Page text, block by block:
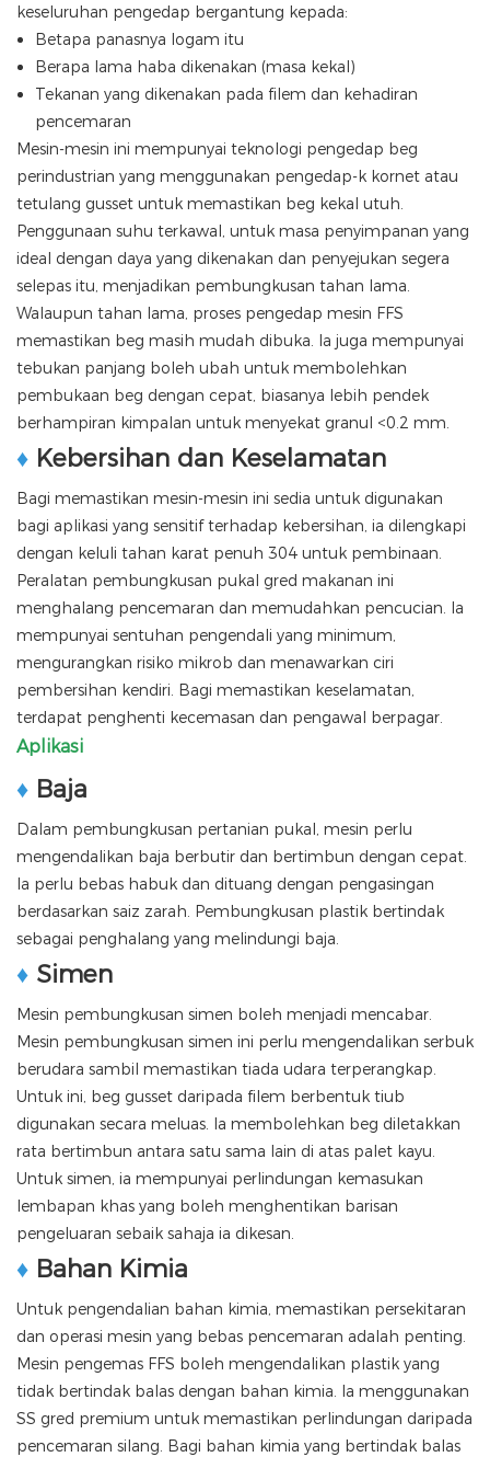
keseluruhan pengedap bergantung kepada:
Betapa panasnya logam itu
Berapa lama haba dikenakan (masa kekal)
Tekanan yang dikenakan pada filem dan kehadiran
pencemaran
Mesin-mesin ini mempunyai teknologi pengedap beg
perindustrian yang menggunakan pengedap-k kornet atau
tetulang gusset untuk memastikan beg kekal utuh.
Penggunaan suhu terkawal, untuk masa penyimpanan yang
ideal dengan daya yang dikenakan dan penyejukan segera
selepas itu, menjadikan pembungkusan tahan lama.
Walaupun tahan lama, proses pengedap mesin FFS
memastikan beg masih mudah dibuka. Ia juga mempunyai
tebukan panjang boleh ubah untuk membolehkan
pembukaan beg dengan cepat, biasanya lebih pendek
berhampiran kimpalan untuk menyekat granul <0.2 mm.
♦ Kebersihan dan Keselamatan
Bagi memastikan mesin-mesin ini sedia untuk digunakan
bagi aplikasi yang sensitif terhadap kebersihan, ia dilengkapi
dengan keluli tahan karat penuh 304 untuk pembinaan.
Peralatan pembungkusan pukal gred makanan ini
menghalang pencemaran dan memudahkan pencucian. Ia
mempunyai sentuhan pengendali yang minimum,
mengurangkan risiko mikrob dan menawarkan ciri
pembersihan kendiri. Bagi memastikan keselamatan,
terdapat penghenti kecemasan dan pengawal berpagar.
Aplikasi
♦ Baja
Dalam pembungkusan pertanian pukal, mesin perlu
mengendalikan baja berbutir dan bertimbun dengan cepat.
Ia perlu bebas habuk dan dituang dengan pengasingan
berdasarkan saiz zarah. Pembungkusan plastik bertindak
sebagai penghalang yang melindungi baja.
♦ Simen
Mesin pembungkusan simen boleh menjadi mencabar.
Mesin pembungkusan simen ini perlu mengendalikan serbuk
berudara sambil memastikan tiada udara terperangkap.
Untuk ini, beg gusset daripada filem berbentuk tiub
digunakan secara meluas. Ia membolehkan beg diletakkan
rata bertimbun antara satu sama lain di atas palet kayu.
Untuk simen, ia mempunyai perlindungan kemasukan
lembapan khas yang boleh menghentikan barisan
pengeluaran sebaik sahaja ia dikesan.
♦ Bahan Kimia
Untuk pengendalian bahan kimia, memastikan persekitaran
dan operasi mesin yang bebas pencemaran adalah penting.
Mesin pengemas FFS boleh mengendalikan plastik yang
tidak bertindak balas dengan bahan kimia. Ia menggunakan
SS gred premium untuk memastikan perlindungan daripada
pencemaran silang. Bagi bahan kimia yang bertindak balas